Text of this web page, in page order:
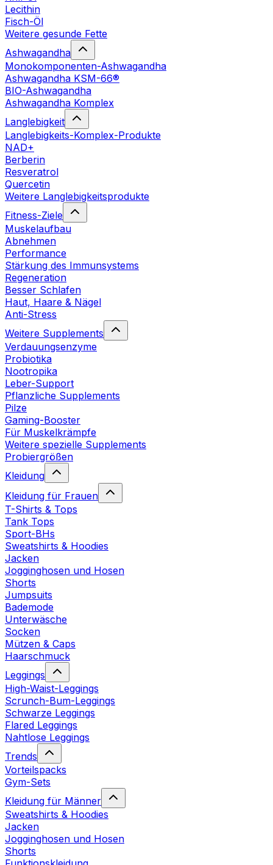
Lecithin
Fisch-Öl
Weitere gesunde Fette
Ashwagandha
Monokomponenten-Ashwagandha
Ashwagandha KSM-66®
BIO-Ashwagandha
Ashwagandha Komplex
Langlebigkeit
Langlebigkeits-Komplex-Produkte
NAD+
Berberin
Resveratrol
Quercetin
Weitere Langlebigkeitsprodukte
Fitness-Ziele
Muskelaufbau
Abnehmen
Performance
Stärkung des Immunsystems
Regeneration
Besser Schlafen
Haut, Haare & Nägel
Anti-Stress
Weitere Supplements
Verdauungsenzyme
Probiotika
Nootropika
Leber-Support
Pflanzliche Supplements
Pilze
Gaming-Booster
Für Muskelkrämpfe
Weitere spezielle Supplements
Probiergrößen
Kleidung
Kleidung für Frauen
T-Shirts & Tops
Tank Tops
Sport-BHs
Sweatshirts & Hoodies
Jacken
Jogginghosen und Hosen
Shorts
Jumpsuits
Bademode
Unterwäsche
Socken
Mützen & Caps
Haarschmuck
Leggings
High-Waist-Leggings
Scrunch-Bum-Leggings
Schwarze Leggings
Flared Leggings
Nahtlose Leggings
Trends
Vorteilspacks
Gym-Sets
Kleidung für Männer
Sweatshirts & Hoodies
Jacken
Jogginghosen und Hosen
Shorts